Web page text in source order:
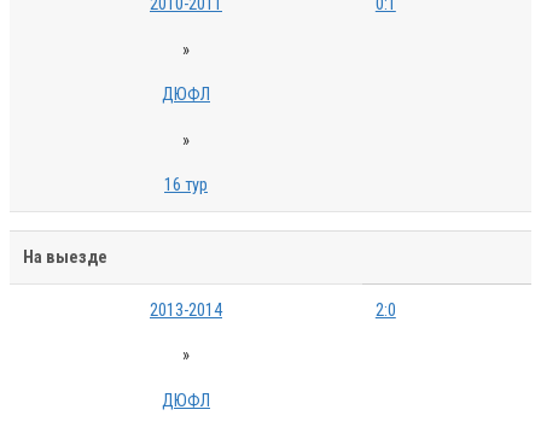
2010-2011
»
ДЮФЛ
»
16 тур
0:1
На выезде
2013-2014
»
ДЮФЛ
2:0